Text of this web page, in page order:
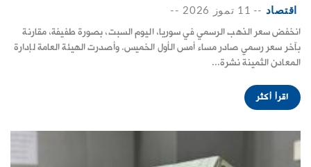
اقتصاد -- 11 تموز 2026 --
انخفض سعر الذهب الرسمي في سوريا، اليوم السبت، بصورة طفيفة، مقارنة
بآخر سعر رسمي صادر مساء أمس الأول الخميس. وأصدرت الهيئة العامة لإدارة
المعادن الثمينة نشرة...
اقرأ أكثر